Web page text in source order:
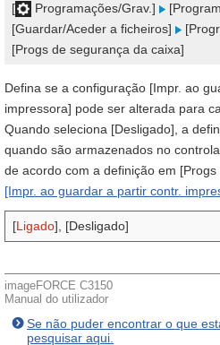
[ Programações/Grav.]
[Guardar/Aceder a ficheiros]
[Progs de segurança da caixa]
Defina se a configuração [Impr. ao
impressora] pode ser alterada para
Quando seleciona [Desligado], a
quando são armazenados no
de acordo com a definição em [Progs
[Impr. ao guardar a partir contr.
[Ligado], [Desligado]
imageFORCE C3150
Manual do utilizador
Se não puder encontrar o que
pesquisar aqui.